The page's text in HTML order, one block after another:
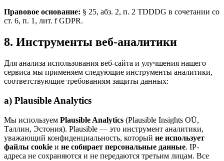
Правовое основание: § 25, абз. 2, п. 2 TDDDG в сочетании со
ст. 6, п. 1, лит. f GDPR.
8. Инструменты веб-аналитики
Для анализа использования веб-сайта и улучшения нашего
сервиса мы применяем следующие инструменты аналитики,
соответствующие требованиям защиты данных:
a) Plausible Analytics
Мы используем Plausible Analytics (Plausible Insights OÜ,
Таллин, Эстония). Plausible — это инструмент аналитики,
уважающий конфиденциальность, который не использует
файлы cookie и не собирает персональные данные. IP-
адреса не сохраняются и не передаются третьим лицам. Все